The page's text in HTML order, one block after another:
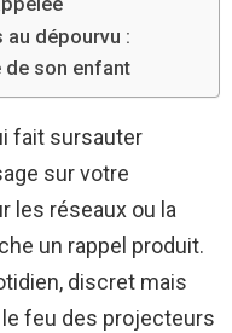
dépourvu :
de son enfant
fait sursauter
sur votre
les réseaux ou la
un rappel produit.
discret mais
feu des projecteurs